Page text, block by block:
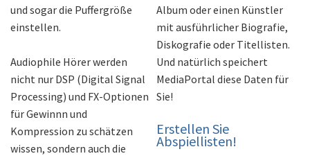
und sogar die Puffergröße
einstellen.
Audiophile Hörer werden
nicht nur DSP (Digital Signal
Processing) und FX-Optionen
für Gewinnn und
Kompression zu schätzen
wissen, sondern auch die
Album oder einen Künstler
mit ausführlicher Biografie,
Diskografie oder Titellisten.
Und natürlich speichert
MediaPortal diese Daten für
Sie!
Erstellen Sie
Abspiellisten!